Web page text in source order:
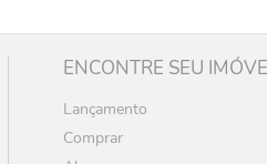
ENCONTRE SEU
Lançamento
Comprar